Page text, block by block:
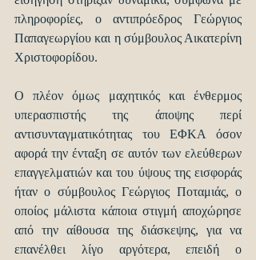
πληροφορίες, ο αντιπρόεδρος Γεώργιος
Παπαγεωργίου και η σύμβουλος Αικατερίνη
Χριστοφορίδου.
Ο πλέον όμως μαχητικός και ένθερμος
υπερασπιστής της άποψης περί
αντισυνταγματικότητας του ΕΦΚΑ όσον
αφορά την ένταξη σε αυτόν των ελεύθερων
επαγγελματιών και του ύψους της εισφοράς
ήταν ο σύμβουλος Γεώργιος Ποταμιάς, ο
οποίος μάλιστα κάποια στιγμή αποχώρησε
από την αίθουσα της διάσκεψης, για να
επανέλθει λίγο αργότερα, επειδή ο